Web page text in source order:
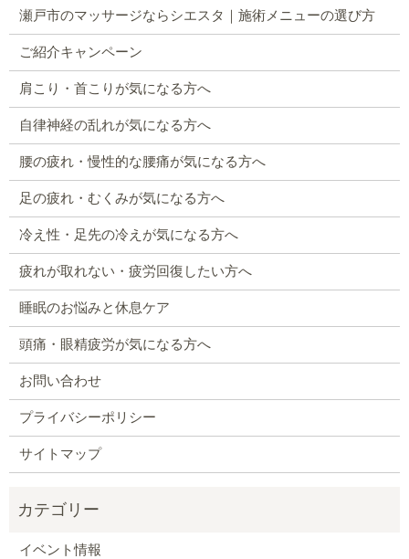
瀬戸市のマッサージならシエスタ｜施術メニューの選び方
ご紹介キャンペーン
肩こり・首こりが気になる方へ
自律神経の乱れが気になる方へ
腰の疲れ・慢性的な腰痛が気になる方へ
足の疲れ・むくみが気になる方へ
冷え性・足先の冷えが気になる方へ
疲れが取れない・疲労回復したい方へ
睡眠のお悩みと休息ケア
頭痛・眼精疲労が気になる方へ
お問い合わせ
プライバシーポリシー
サイトマップ
イベント情報